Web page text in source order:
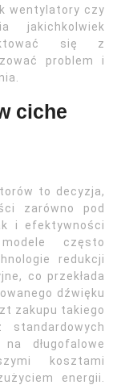
wentylatory czy
jakichkolwiek
się z
problem i
ciche
to decyzja,
zarówno pod
i efektywności
często
redukcji
co przekłada
dźwięku
zakupu takiego
długofalowe
kosztami
energii.